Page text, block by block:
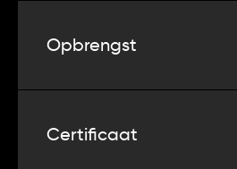
Opbrengst
worden gebruikt voor
Certificaat